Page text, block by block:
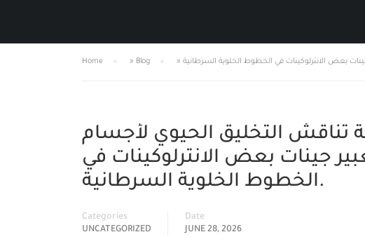
Home » Blog »
تناقش التخليق الحيوي لأجسام
جينات بعض الانترلوكينات في
الخطوط الخلوية السرطانية.
Categories
UNCATEGORIZED
Date
JUNE 28, 2026